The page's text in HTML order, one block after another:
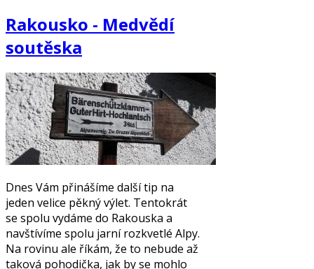
Rakousko - Medvědí
soutěska
Dnes Vám přinášíme další tip na
jeden velice pěkný výlet. Tentokrát
se spolu vydáme do Rakouska a
navštívíme spolu jarní rozkvetlé Alpy.
Na rovinu ale říkám, že to nebude až
taková pohodička, jak by se mohlo